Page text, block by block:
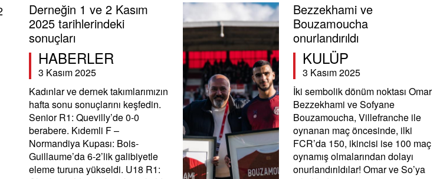
Derneğin 1 ve 2 Kasım
2025 tarihlerindeki
sonuçları
HABERLER
3 Kasım 2025
Kadınlar ve dernek takımlarımızın
hafta sonu sonuçlarını keşfedin.
Senior R1: Quevilly’de 0-0
berabere. Kıdemli F –
Normandiya Kupası: Bois-
Guillaume’da 6-2’lik galibiyetle
eleme turuna yükseldi. U18 R1:
Bezzekhami ve
Bouzamoucha
onurlandırıldı
KULÜP
3 Kasım 2025
İki sembolik dönüm noktası Omar
Bezzekhami ve Sofyane
Bouzamoucha, Villefranche ile
oynanan maç öncesinde, ilki
FCR’da 150, ikincisi ise 100 maç
oynamış olmalarından dolayı
onurlandırıldılar! Omar ve So’ya